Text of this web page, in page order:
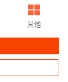
其他